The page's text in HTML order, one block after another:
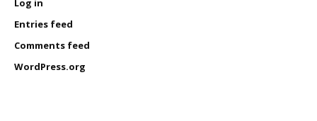
Entries feed
Comments feed
WordPress.org